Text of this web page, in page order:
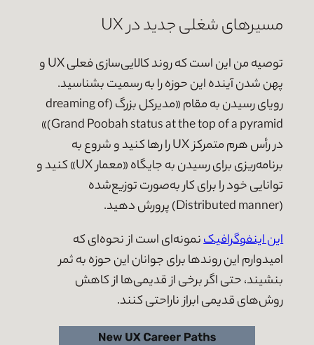
مسیرهای شغلی جدید در UX
توصیه من این است که روند کالایی‌سازی فعلی UX و
پهن شدن آینده این حوزه را به رسمیت بشناسید.
رویای رسیدن به مقام «مدیرکل بزرگ (dreaming of
Grand Poobah status at the top of a pyramid)»
در رأس هرم متمرکز UX را رها کنید و شروع به
برنامه‌ریزی برای رسیدن به جایگاه «معمار UX» کنید و
توانایی خود را برای کار به‌صورت توزیع‌شده
(Distributed manner) پرورش دهید.
این اینفوگرافیکنمونه‌ای است از نحوه‌ای که
امیدوارم این روندها برای جوانان این حوزه به ثمر
بنشیند، حتی اگر برخی از قدیمی‌ها از کاهش
روش‌های قدیمی ابراز ناراحتی کنند.